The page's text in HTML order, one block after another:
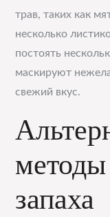
трав, таких как
несколько
постоять
маскируют
свежий вкус.
методы
запаха